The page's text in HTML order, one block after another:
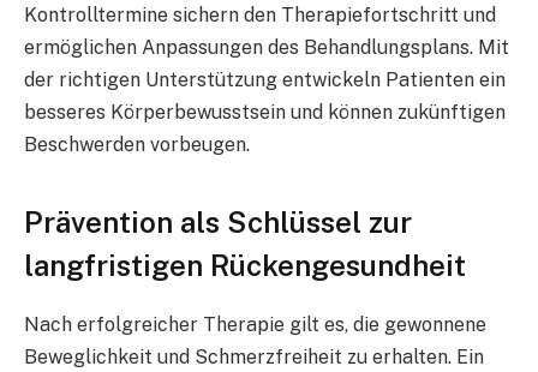
Kontrolltermine sichern den Therapiefortschritt und
ermöglichen Anpassungen des Behandlungsplans. Mit
der richtigen Unterstützung entwickeln Patienten ein
besseres Körperbewusstsein und können zukünftigen
Beschwerden vorbeugen.
Prävention als Schlüssel zur
langfristigen Rückengesundheit
Nach erfolgreicher Therapie gilt es, die gewonnene
Beweglichkeit und Schmerzfreiheit zu erhalten. Ein